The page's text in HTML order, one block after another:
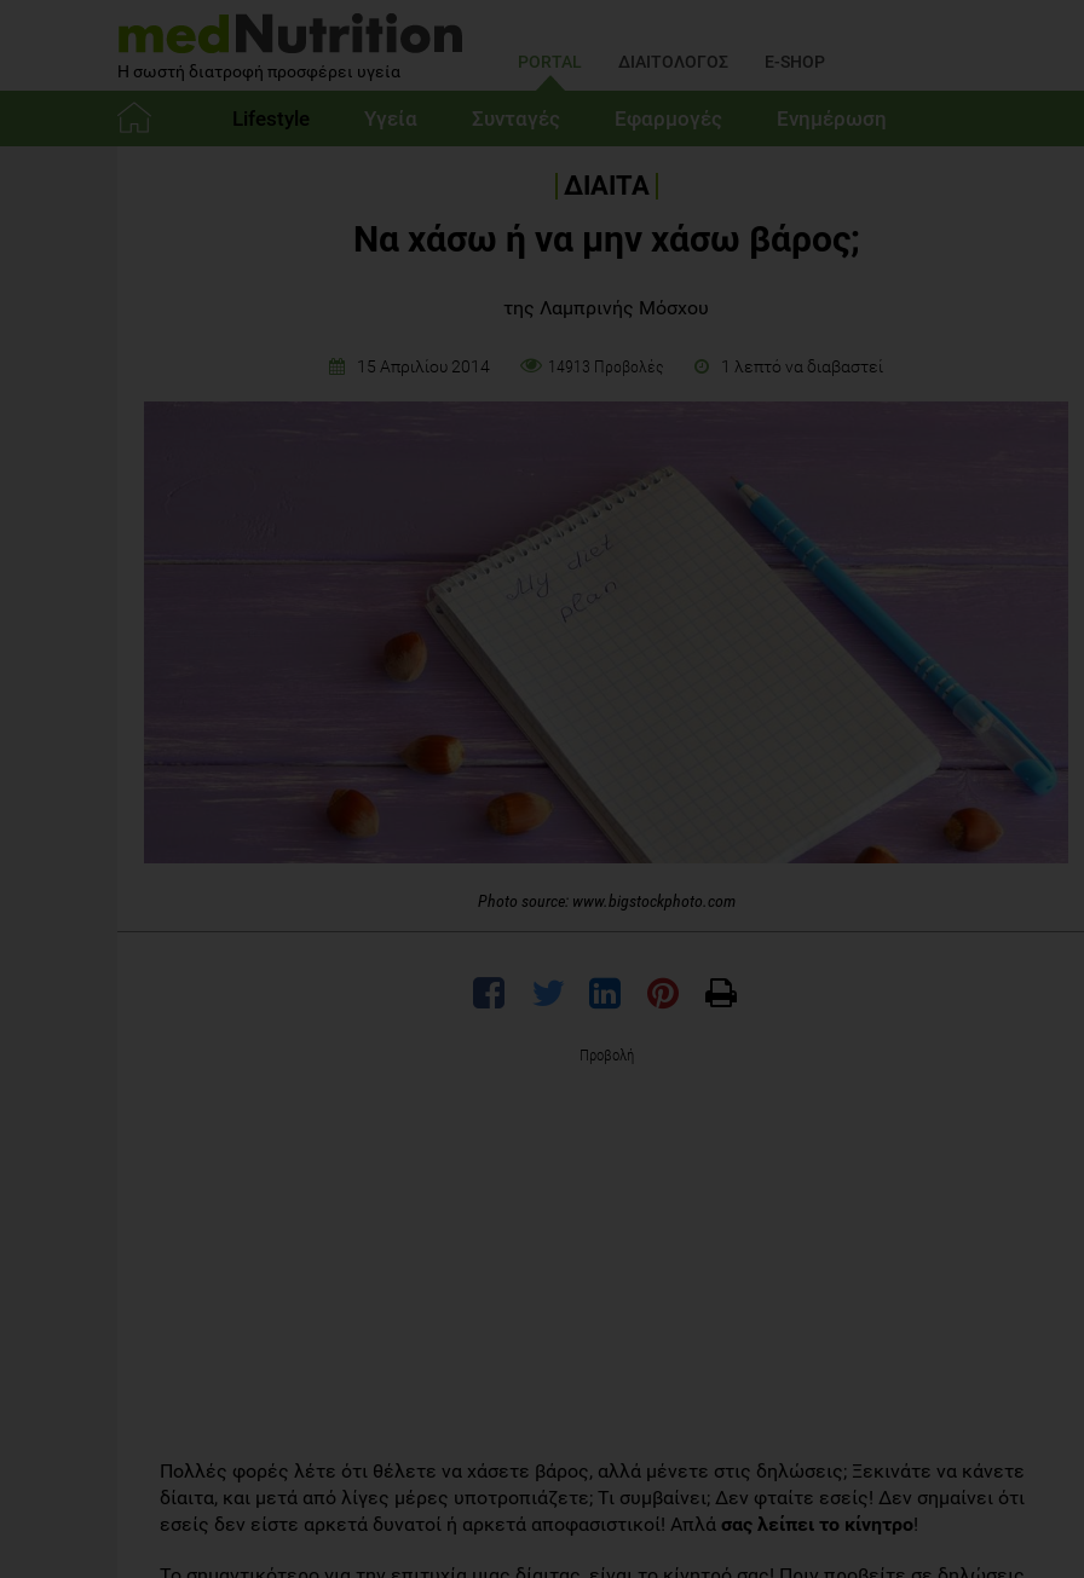
Η σωστή διατροφή προσφέρει υγεία PORTAL ΔΙΑΙΤΟΛΟΓΟΣ E-SHOP
Lifestyle Υγεία Συνταγές Εφαρμογές Ενημέρωση
ΔΙΑΙΤΑ
Να χάσω ή να μην χάσω βάρος;
της Λαμπρινής Μόσχου
15 Απριλίου 2014 14913 Προβολές 1 λεπτό να διαβαστεί
Photo source: www.bigstockphoto.com
Προβολή
Πολλές φορές λέτε ότι θέλετε να χάσετε βάρος, αλλά μένετε στις δηλώσεις; Ξεκινάτε να κάνετε
δίαιτα, και μετά από λίγες μέρες υποτροπιάζετε; Τι συμβαίνει; Δεν φταίτε εσείς! Δεν σημαίνει ότι
εσείς δεν είστε αρκετά δυνατοί ή αρκετά αποφασιστικοί! Απλά σας λείπει το κίνητρο!